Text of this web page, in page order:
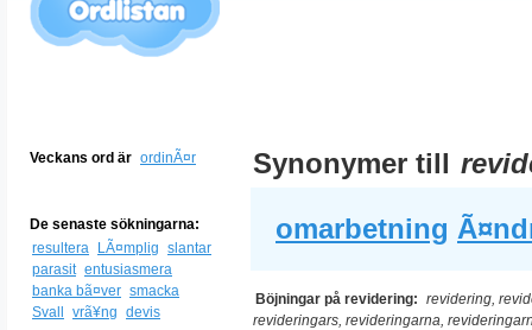
Veckans ord är ordinÃ¤r
De senaste sökningarna:
resultera
LÃ¤mplig slantar
parasit entusiasmera
banka bã¤ver smacka
Svall
vrã¥ng devis
Synonymer till
omarbetning
Böjningar på revidering: revidering,
revideringars, revideringarna,